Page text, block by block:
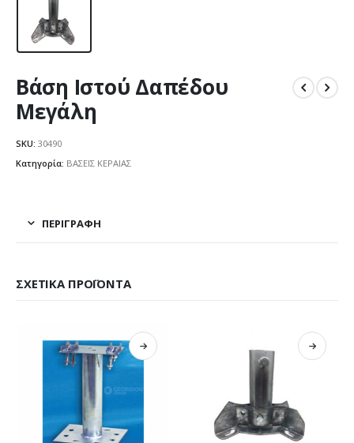
Βάση Ιστού Δαπέδου
Μεγάλη
SKU: 30490
Κατηγορία: ΒΑΣΕΙΣ ΚΕΡΑΙΑΣ
ΠΕΡΙΓΡΑΦΉ
ΣΧΕΤΙΚΆ ΠΡΟΪΌΝΤΑ